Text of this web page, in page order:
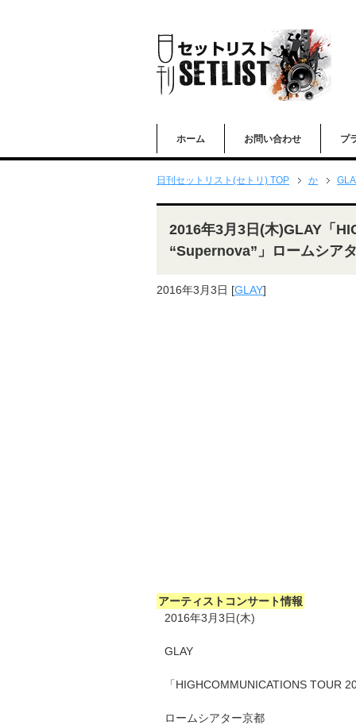
ホーム お問い合わせ プ
日刊セットリスト(セトリ) TOP か
2016年3月3日(木)GLAY「
“Supernova”」ロームシア
2016年3月3日 [GLAY]
アーティストコンサート情報
2016年3月3日(木)
GLAY
「HIGHCOMMUNICATIONS TOUR
ロームシアター京都